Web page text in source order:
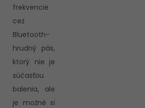
frekvencie
cez
Bluetooth-
hrudný pás,
ktorý nie je
súčasťou
balenia, ale
je možné si